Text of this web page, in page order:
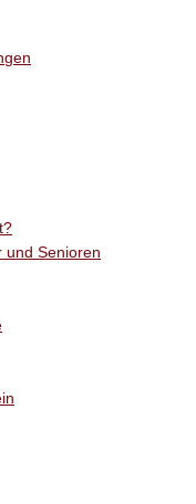
und Senioren